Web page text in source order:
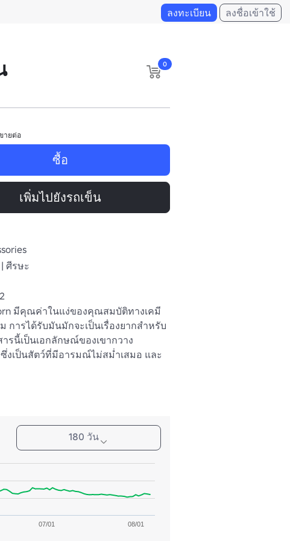
ลงทะเบียน ลงชื่อเข้าใช้
0
ายต่อ
ซื้อ
เพิ่มไปยังรถเข็น
ศีรษะ
มีคุณค่าในแง่ของคุณสมบัติทางเคมี
การได้รับมันมักจะเป็นเรื่องยากสำหรับ
รนี้เป็นเอกลักษณ์ของเขากวาง
งเป็นสัตว์ที่มีอารมณ์ไม่สม่ำเสมอ และ
เฉพาะในพื้นที่ห่างไกลของป่า Arden
180 วัน
07/01 08/01